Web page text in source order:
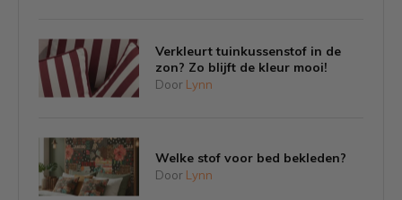
Verkleurt tuinkussenstof in de
zon? Zo blijft de kleur mooi!
Door Lynn
Welke stof voor bed bekleden?
Door Lynn